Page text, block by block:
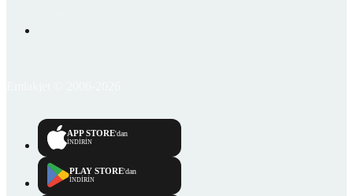
APP STORE'dan
İNDİRİN
PLAY STORE'dan
İNDİRİN